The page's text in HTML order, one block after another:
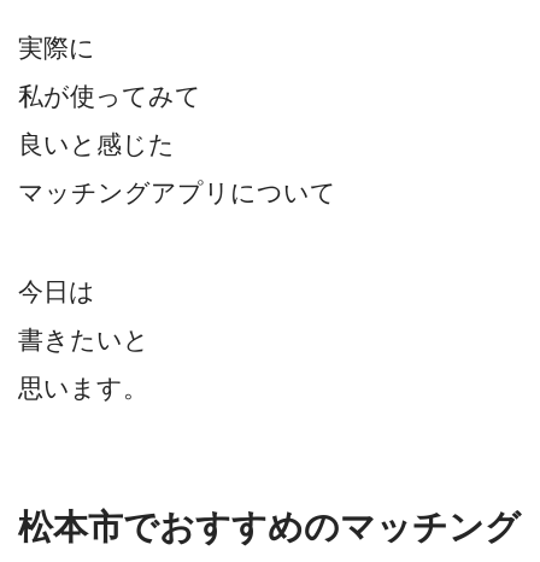
実際に
私が使ってみて
良いと感じた
マッチングアプリについて
今日は
書きたいと
思います。
松本市でおすすめのマッチング